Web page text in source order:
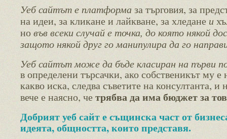
Уеб сайтът е платформаза търговия, за
на идеи, за кликане и лайкване, за хледане и
новъв всеки случай е точка, до която някой
защото някой друг го манипулира да го
Уеб сайтът може да бъде класиран на първи
в определени търсачки, ако собственикът му е
какво иска, следва съветите на консултанта, и
вече е наясно, четрябва да има бюджет за
Добрият уеб сайт е същинска част от
идеята, общността, които представя.